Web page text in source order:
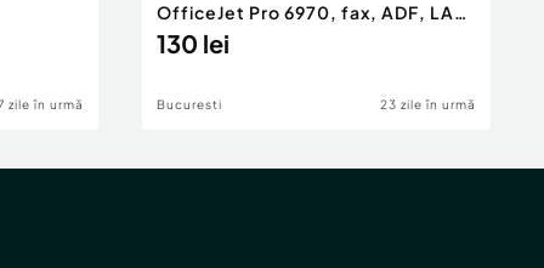
zile în urmă
OfficeJet Pro 6970, fax, ADF, LAN,
Wi-Fi
130 lei
Bucuresti 23 zile în urmă